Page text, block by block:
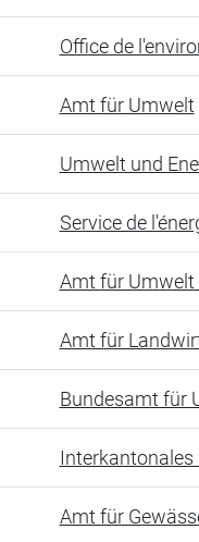
Office de
Amt für Umwelt
Umwelt und
Service de
Amt für Umwelt
Amt für
Bundesamt für
Interkantonales
Amt für